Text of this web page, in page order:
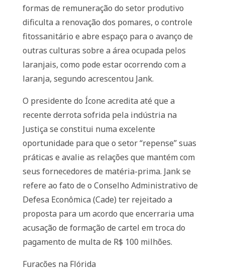
formas de remuneração do setor produtivo
dificulta a renovação dos pomares, o controle
fitossanitário e abre espaço para o avanço de
outras culturas sobre a área ocupada pelos
laranjais, como pode estar ocorrendo com a
laranja, segundo acrescentou Jank.
O presidente do Ícone acredita até que a
recente derrota sofrida pela indústria na
Justiça se constitui numa excelente
oportunidade para que o setor “repense” suas
práticas e avalie as relações que mantém com
seus fornecedores de matéria-prima. Jank se
refere ao fato de o Conselho Administrativo de
Defesa Econômica (Cade) ter rejeitado a
proposta para um acordo que encerraria uma
acusação de formação de cartel em troca do
pagamento de multa de R$ 100 milhões.
Furacões na Flórida